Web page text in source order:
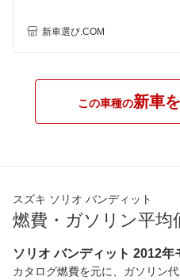
新車選び.COM
この車種の新車
スズキ ソリオ バンディット
燃費・ガソリン平均
ソリオ バンディット 2012年
カタログ燃費を元に、ガソリン